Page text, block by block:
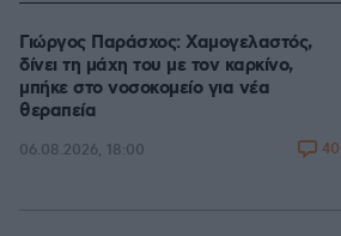
Γιώργος Παράσχος: Χαμογελαστός,
δίνει τη μάχη του με τον καρκίνο,
μπήκε στο νοσοκομείο για νέα
θεραπεία
06.08.2026, 18:00 40